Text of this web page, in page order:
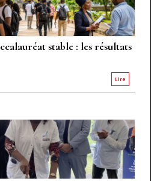
stable : les résultats
Lire